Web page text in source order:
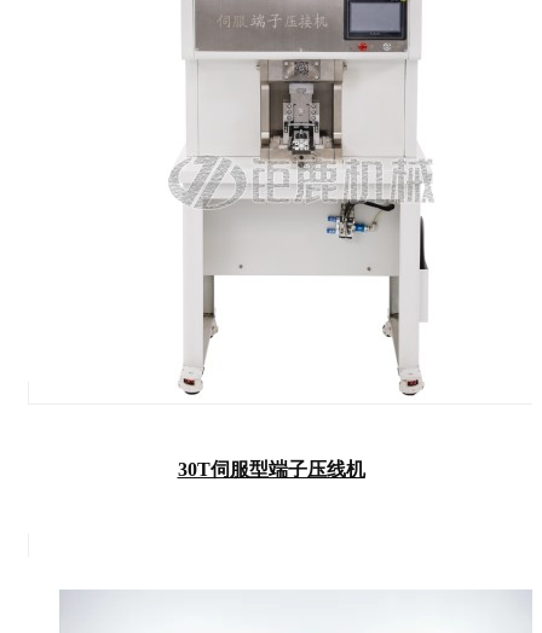
30T伺服型端子压线机